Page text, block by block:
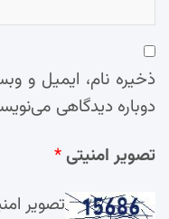
ذخیره نام، ایمیل و
دوباره دیدگاهی
تصویر امنیتی*
تصویر